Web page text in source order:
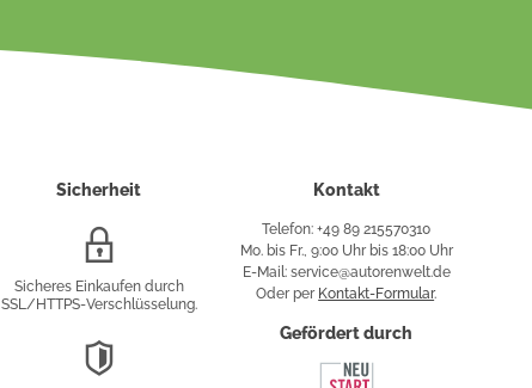
Sicherheit
Verschlüsselung
Sicheres Einkaufen durch
SSL/HTTPS-Verschlüsselung.
Kontakt
Telefon: +49 89 215570310
Mo. bis Fr., 9:00 Uhr bis 18:00 Uhr
E-Mail: service@autorenwelt.de
Oder per Kontakt-Formular.
Gefördert durch